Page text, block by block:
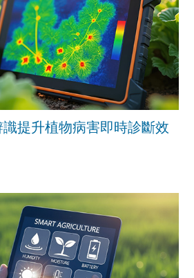
提升植物病害即時診斷效